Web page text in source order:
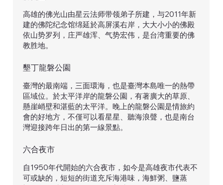
高雄的佛光山由星云法师带领弟子所建，与2011年新
建的佛陀纪念馆绵延於高屏溪右岸，大大小小的佛殿
依山势罗列，庄严雄浑、气势宏伟，是台湾重要的佛
教胜地。
臺灣的最南端，三面環海，也是臺灣本島唯一的熱帶
區域位。於太平洋岸的龍磐公園，有著廣大的草原、
懸崖峭壁和湛藍的太平洋。晚上的龍磐公園是情旅約
會的好地方，不僅可以看星星、聽海浪聲，也是南台
灣迎接跨年日出的第一線景點。
​墾丁龍磐公園
自1950年代開始的六合夜市，如今是高雄夜市代表不
可或缺的，短短的街道充斥海港味，海鮮粥、鹽蒸
​六合夜市